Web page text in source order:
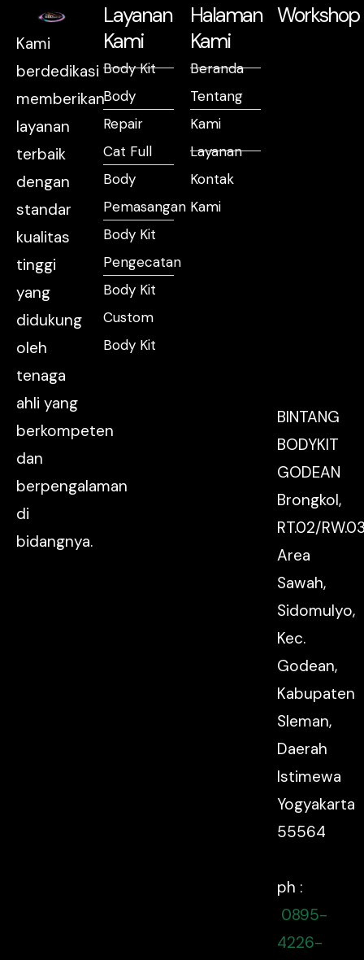
Kami
berdedikasi
memberikan
layanan
terbaik
dengan
standar
kualitas
tinggi
yang
didukung
oleh
tenaga
ahli yang
berkompeten
dan
berpengalaman
di
bidangnya.
Layanan
Kami
Body Kit
Body
Repair
Cat Full
Body
Pemasangan
Body Kit
Pengecatan
Body Kit
Custom
Body Kit
Halaman
Kami
Beranda
Tentang
Kami
Layanan
Kontak
Kami
Workshop
BINTANG
BODYKIT
GODEAN
Brongkol,
RT.02/
Area
Sawah,
Sidomulyo,
Kec.
Godean,
Kabupaten
Sleman,
Daerah
Istimewa
Yogyakarta
55564
ph :
0895-
4226-